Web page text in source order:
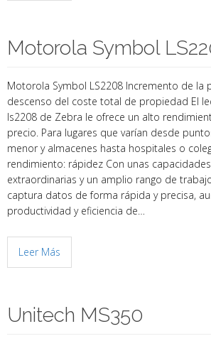
Motorola Symbol
Motorola Symbol LS2208 Incremento de la
descenso del coste total de propiedad El
ls2208 de Zebra le ofrece un alto
precio. Para lugares que varían desde
menor y almacenes hasta hospitales o
rendimiento: rápidez Con unas
extraordinarias y un amplio rango de
captura datos de forma rápida y precisa,
productividad y eficiencia de…
Leer Más
Unitech MS350